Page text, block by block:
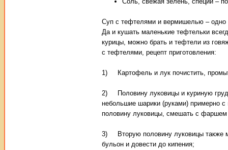
Суп с тефтелями и вермишелью – одно
Да и кушать маленькие тефтельки
курицы, можно брать и тефтели из
с тефтелями, рецепт приготовления:
1) Картофель и лук почистить,
2) Половину луковицы и куриную
небольшие шарики (руками) примерно
половину луковицы, смешать с фаршем
3) Вторую половину луковицы также
бульон и довести до кипения;